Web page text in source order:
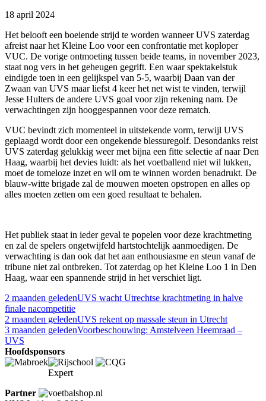
18 april 2024
Het belooft een boeiende strijd te worden wanneer UVS zaterdag
afreist naar het Kleine Loo voor een confrontatie met koploper
VUC. De vorige ontmoeting tussen beide teams, in november 2023,
staat nog vers in het geheugen gegrift. Een waar spektakelstuk
eindigde toen in een gelijkspel van 5-5, waarbij Daan van der
Zwaan van UVS maar liefst 4 keer het net wist te vinden, terwijl
Jesse Hulters de andere UVS goal voor zijn rekening nam. De
verwachtingen zijn hooggespannen voor deze rematch.
VUC bevindt zich momenteel in uitstekende vorm, terwijl UVS
geplaagd wordt door een ongekende blessuregolf. Desondanks reist
UVS zaterdag gelukkig weer met bijna een fitte selectie af naar Den
Haag, waarbij het devies luidt: als het voetballend niet wil lukken,
moet de tomeloze inzet en wil om te winnen worden benadrukt. De
blauw-witte brigade zal de mouwen moeten opstropen en alles op
alles moeten zetten om een goed resultaat te behalen.
Het publiek staat in ieder geval te popelen voor deze krachtmeting
en zal de spelers ongetwijfeld hartstochtelijk aanmoedigen. De
verwachting is dan ook dat het aan enthousiasme en steun vanaf de
tribune niet zal ontbreken. Tot zaterdag op het Kleine Loo 1 in Den
Haag, waar een spannende strijd in het verschiet ligt.
2 maanden geledenUVS wacht Utrechtse krachtmeting in halve
finale nacompetitie
2 maanden geledenUVS rekent op massale steun in Utrecht
3 maanden geledenVoorbeschouwing: Amstelveen Heemraad –
UVS
Hoofdsponsors
Partner